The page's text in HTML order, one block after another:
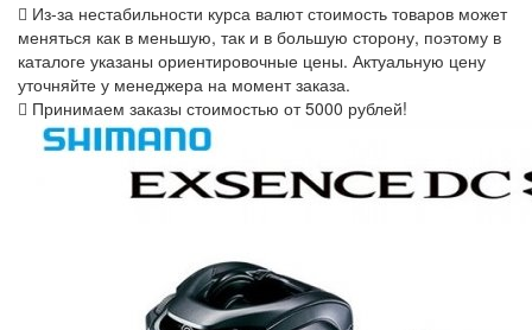
Из-за нестабильности курса валют стоимость товаров может
меняться как в меньшую, так и в большую сторону, поэтому в
каталоге указаны ориентировочные цены. Актуальную цену
уточняйте у менеджера на момент заказа.
Принимаем заказы стоимостью от 5000 рублей!